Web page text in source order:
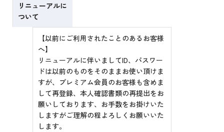
リニューアルに
ついて
【以前にご利用されたことのあるお客様
へ】
リニューアルに伴いましてID、パスワー
ドは以前のものをそのままお使い頂けま
すが、プレミアム会員のお客様も含めま
して再登録、本人確認書類の再提出をお
願いしております、お手数をお掛けいた
しますがご理解の程よろしくお願いいた
します。